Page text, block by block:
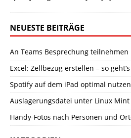
NEUESTE BEITRÄGE
An Teams Besprechung teilnehmen
Excel: Zellbezug erstellen – so geht’s
Spotify auf dem iPad optimal nutzen
Auslagerungsdatei unter Linux Mint
Handy-Fotos nach Personen und